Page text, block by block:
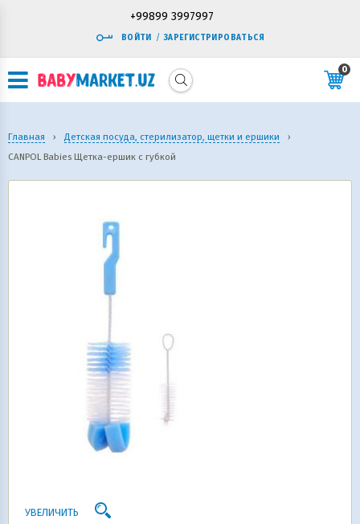
+99899 3997997
ВОЙТИ / ЗАРЕГИСТРИРОВАТЬСЯ
0
Главная › Детская посуда, стерилизатор, щетки и ершики
›
CANPOL Babies Щетка-ершик с губкой
УВЕЛИЧИТЬ